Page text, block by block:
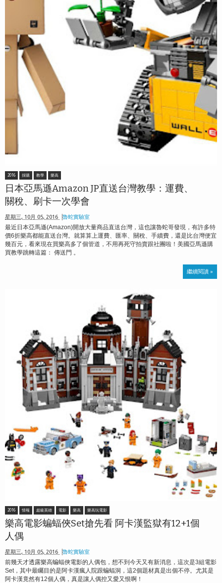
2016 採購 教學 樂高
日本亞馬遜Amazon JP直送台灣教學：運費、
關稅、刷卡一次學會
星期三, 10月 05, 2016 魯蛇實驗室
最近日本亞馬遜(Amazon)開放大量商品直送台灣，這也讓魯蛇哥發現，有許多特
價6折樂高都能直送台灣。就算算上運費、匯率、關稅、手續費，還是比台灣便宜
幾百元，看來現在買樂高多了個管道，不用再死守拍賣跟社團啦！美國亞馬遜購
買教學跳轉這篇： 傳送門 。
繼續閱讀 »
2016 情報 超級英雄 電影 樂高 樂高玩電影
樂高電影蝙蝠俠Set搶先看 阿卡漢監獄有12+1個
人偶
星期三, 10月 05, 2016 魯蛇實驗室
前幾天才透露樂高蝙蝠俠電影的人偶包，想不到今天又有新消息，這次是3組電影
Set，其中最矚目的是阿卡漢瘋人院跟蝙蝠洞，這2個題材真是出個不停。尤其是
阿卡漢竟然有12個人偶，真是讓人偶控又愛又恨啊！